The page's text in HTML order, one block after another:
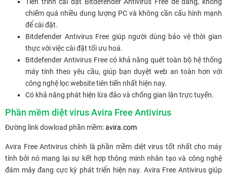
chiếm quá nhiều dung lượng PC và không cần cấu hình mạnh
để cài đặt.
Bitdefender Antivirus Free giúp người dùng bảo vệ thời gian
thực với việc cài đặt tối ưu hoá.
Bitdefender Antivirus Free có khả năng quét toàn bộ hệ thống
máy tính theo yêu cầu, giúp bạn duyệt web an toàn hơn với
công nghệ lọc website tiên tiến nhất hiện nay.
Có khả năng phát hiện lừa đảo và chống gian lận trực tuyến.
Phần mềm diệt virus Avira Free Antivirus
Đường link dowload phần mềm:avira.com
Avira Free Antivirus chính là phần mềm diệt virus tốt nhất cho máy
tính bởi nó mang lại sự kết hợp thông minh nhân tạo và công nghệ
đám mây đang cực kỳ phát triển hiện nay. Avira Free Antivirus giúp